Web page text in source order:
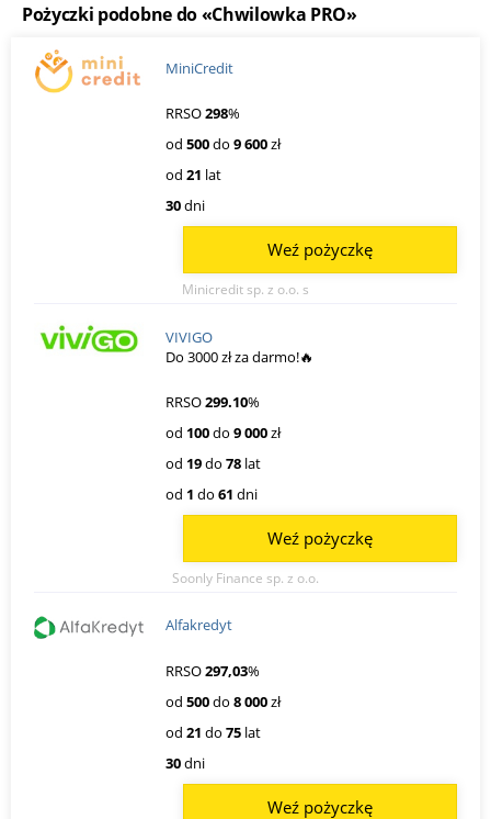
Pożyczki podobne do «Chwilowka PRO»
MiniCredit
RRSO298%
od 500do 9 600zł
od 21 lat
30dni
Minicredit sp. z o.o. s
Weź pożyczkę
VIVIGO
Do 3000 zł za darmo!🔥
RRSO299.10%
od 100do 9 000zł
od 19do 78 lat
od 1 do 61 dni
Soonly Finance sp. z o.o.
Weź pożyczkę
Alfakredyt
RRSO297,03%
od 500do 8 000zł
od 21 do 75 lat
30dni
Weź pożyczkę